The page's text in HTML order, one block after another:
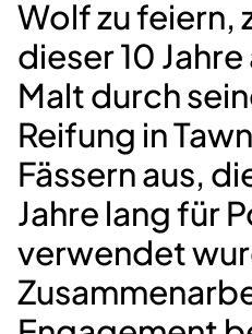
Wolf zu feiern,
dieser 10
Malt durch
Reifung in
Fässern aus,
Jahre lang für
verwendet